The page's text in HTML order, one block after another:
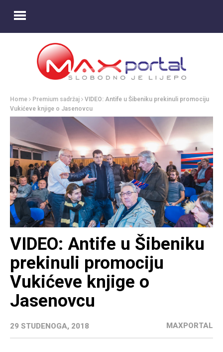
Home Premium sadržaj
VIDEO: Antife u Šibeniku prekinuli promociju
Vukićeve knjige o Jasenovcu
VIDEO: Antife u Šibeniku
prekinuli promociju
Vukićeve knjige o
Jasenovcu
29 STUDENOGA, 2018 MAXPORTAL